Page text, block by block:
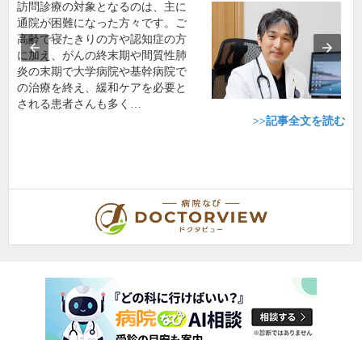
訪問診療の対象となるのは、主に
通院が困難になった方々です。ご
高齢で寝たきりの方や認知症の方
に加え、がんの終末期や間質性肺
炎の末期で大学病院や基幹病院で
の治療を終え、緩和ケアを必要と
される患者さんも多く…
>>記事全文を読む